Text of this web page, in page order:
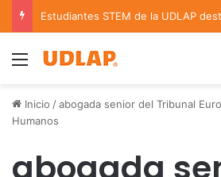
Menu
Inicio /abogada senior del Tribunal
Humanos
abogada